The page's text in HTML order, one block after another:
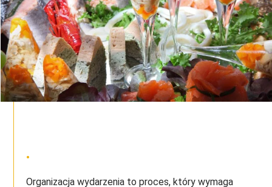
Organizacja wydarzenia to proces, który wymaga